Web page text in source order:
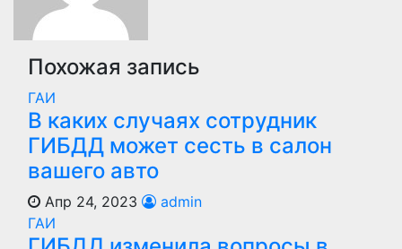
Похожая запись
ГАИ
В каких случаях сотрудник
ГИБДД может сесть в салон
вашего авто
Апр 24, 2023
admin
ГАИ